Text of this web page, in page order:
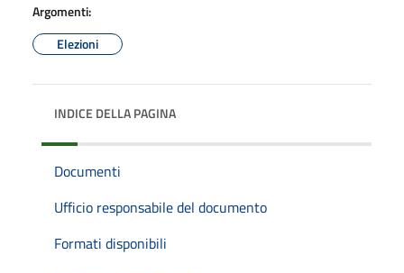
Argomenti:
Elezioni
INDICE DELLA PAGINA
Documenti
Ufficio responsabile del documento
Formati disponibili